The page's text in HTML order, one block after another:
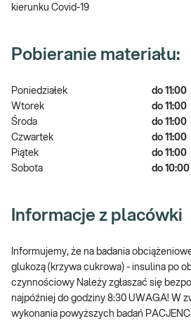
kierunku Covid-19
Pobieranie materiału:
Poniedziałek
do 11:00
Wtorek
do 11:00
Środa
do 11:00
Czwartek
do 11:00
Piątek
do 11:00
Sobota
do 10:00
Informacje z placówki
Informujemy, że na badania
glukozą (krzywa cukrowa) - insulina po
czynnościowy Należy zgłaszać się
najpóźniej do godziny 8:30 UWAGA! W
wykonania powyższych badań